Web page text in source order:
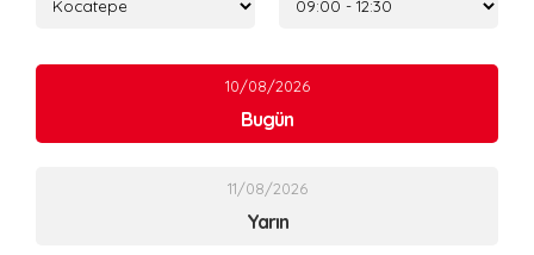
10/08/2026
Bugün
11/08/2026
Yarın